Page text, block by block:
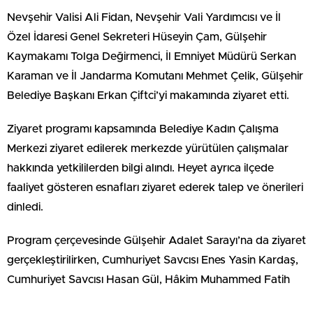
Nevşehir Valisi Ali Fidan, Nevşehir Vali Yardımcısı ve İl
Özel İdaresi Genel Sekreteri Hüseyin Çam, Gülşehir
Kaymakamı Tolga Değirmenci, İl Emniyet Müdürü Serkan
Karaman ve İl Jandarma Komutanı Mehmet Çelik, Gülşehir
Belediye Başkanı Erkan Çiftci’yi makamında ziyaret etti.
Ziyaret programı kapsamında Belediye Kadın Çalışma
Merkezi ziyaret edilerek merkezde yürütülen çalışmalar
hakkında yetkililerden bilgi alındı. Heyet ayrıca ilçede
faaliyet gösteren esnafları ziyaret ederek talep ve önerileri
dinledi.
Program çerçevesinde Gülşehir Adalet Sarayı’na da ziyaret
gerçekleştirilirken, Cumhuriyet Savcısı Enes Yasin Kardaş,
Cumhuriyet Savcısı Hasan Gül, Hâkim Muhammed Fatih